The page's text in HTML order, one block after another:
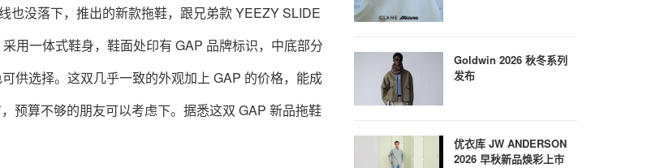
科 技
也没落下，推出的新款拖鞋，跟兄弟款 YEEZY SLIDE
用一体式鞋身，鞋面处印有 GAP 品牌标识，中底部分
供选择。这双几乎一致的外观加上 GAP 的价格，能成
预算不够的朋友可以考虑下。据悉这双 GAP 新品拖鞋
Goldwin 2026 秋冬系列
发布
优衣库 JW ANDERSON
2026 早秋新品焕彩上市